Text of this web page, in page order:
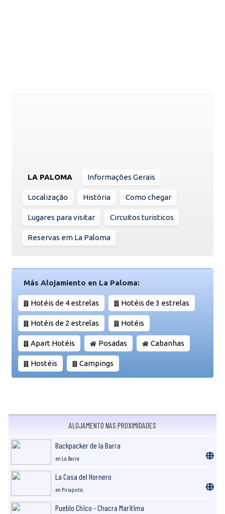
LA PALOMA Informações Gerais
Localização História Como chegar
Lugares para visitar Circuitos turisticos
Reservas em La Paloma
Más Alojamiento en La Paloma:
Hotéis de 4 estrelas Hotéis de 3 estrelas
Hotéis de 2 estrelas Hotéis
Apart Hotéis Posadas Cabanhas
Hostéis Campings
ALOJAMENTO NAS PROXIMIDADES
Backpacker de la Barra
en La Barra
La Casa del Hornero
en Piriapolis
Pueblo Chico - Chacra Maritima